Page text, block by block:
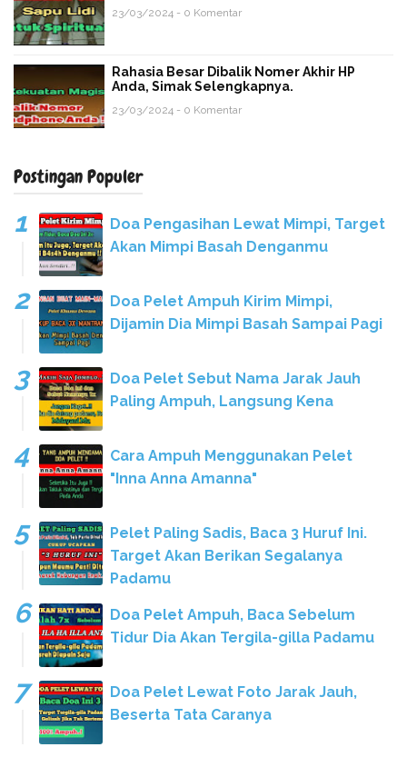
23/03/2024 - 0 Komentar
Rahasia Besar Dibalik Nomer Akhir HP
Anda, Simak Selengkapnya.
23/03/2024 - 0 Komentar
Postingan Populer
Doa Pengasihan Lewat Mimpi, Target
Akan Mimpi Basah Denganmu
Doa Pelet Ampuh Kirim Mimpi,
Dijamin Dia Mimpi Basah Sampai Pagi
Doa Pelet Sebut Nama Jarak Jauh
Paling Ampuh, Langsung Kena
Cara Ampuh Menggunakan Pelet
"Inna Anna Amanna"
Pelet Paling Sadis, Baca 3 Huruf Ini.
Target Akan Berikan Segalanya
Padamu
Doa Pelet Ampuh, Baca Sebelum
Tidur Dia Akan Tergila-gilla Padamu
Doa Pelet Lewat Foto Jarak Jauh,
Beserta Tata Caranya